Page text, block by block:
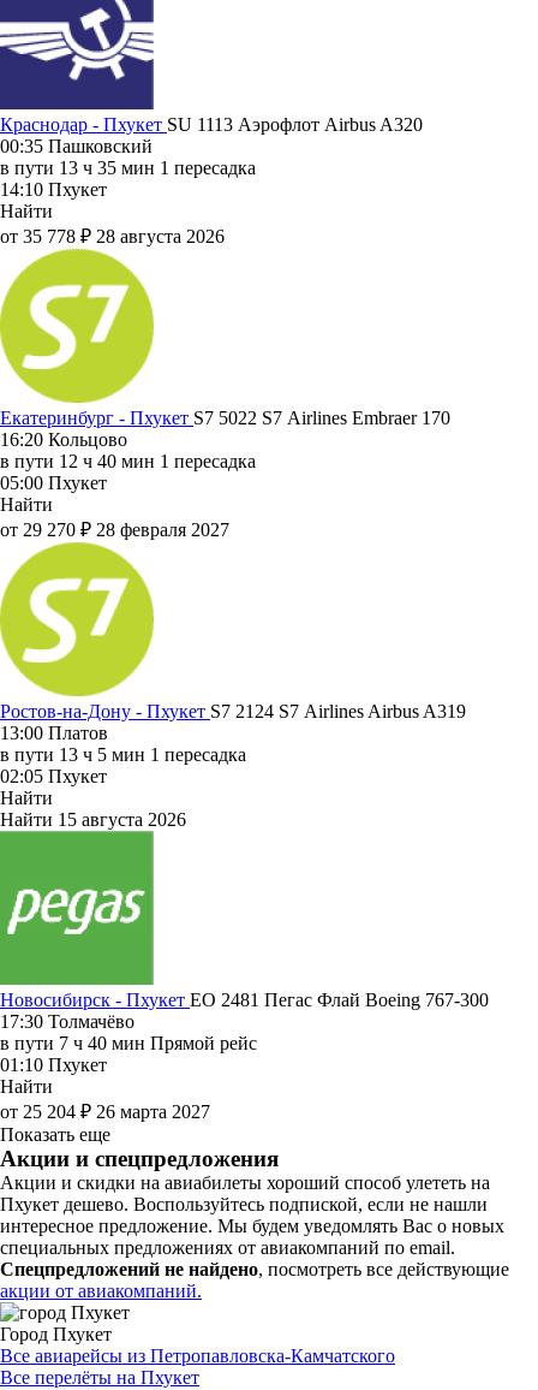
Краснодар - Пхукет SU 1113 Аэрофлот Airbus A320
00:35 Пашковский
в пути 13 ч 35 мин 1 пересадка
14:10 Пхукет
Найти
от 35 778 ₽ 28 августа 2026
Екатеринбург - Пхукет S7 5022 S7 Airlines Embraer 170
16:20 Кольцово
в пути 12 ч 40 мин 1 пересадка
05:00 Пхукет
Найти
от 29 270 ₽ 28 февраля 2027
Ростов-на-Дону - Пхукет S7 2124 S7 Airlines Airbus A319
13:00 Платов
в пути 13 ч 5 мин 1 пересадка
02:05 Пхукет
Найти
Найти 15 августа 2026
Новосибирск - Пхукет EO 2481 Пегас Флай Boeing 767-300
17:30 Толмачёво
в пути 7 ч 40 мин Прямой рейс
01:10 Пхукет
Найти
от 25 204 ₽ 26 марта 2027
Показать еще
Акции и спецпредложения
Акции и скидки на авиабилеты хороший способ улететь на
Пхукет дешево. Воспользуйтесь подпиской, если не нашли
интересное предложение. Мы будем уведомлять Вас о новых
специальных предложениях от авиакомпаний по email.
Спецпредложений не найдено, посмотреть все действующие
акции от авиакомпаний.
Город Пхукет
Все авиарейсы из Петропавловска-Камчатского
Все перелёты на Пхукет